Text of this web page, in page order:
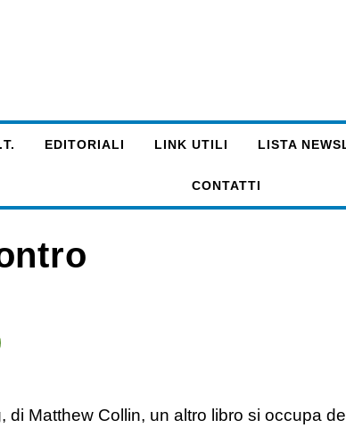
EDITORIALI LINK UTILI LISTA
CONTATTI
di Matthew Collin, un altro libro si occupa